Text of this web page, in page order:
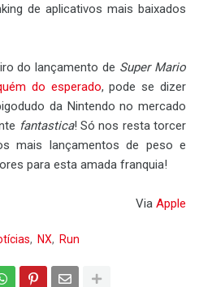
de aplicativos mais baixados
do lançamento de Super Mario
do esperado, pode se dizer
da Nintendo no mercado
fantastica! Só nos resta torcer
mais lançamentos de peso e
para esta amada franquia!
Via Apple
NX Run